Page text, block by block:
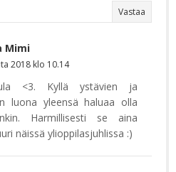
Vastaa
Mimi
2018 klo 10.14
<3. Kyllä ystävien ja
luona yleensä haluaa olla
Harmillisesti se aina
näissä ylioppilasjuhlissa :)